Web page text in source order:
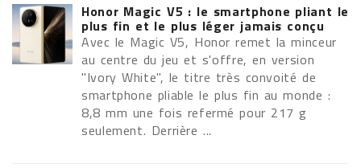
Honor Magic V5 : le smartphone pliant le
plus fin et le plus léger jamais conçu
Avec le Magic V5, Honor remet la minceur
au centre du jeu et s'offre, en version
"Ivory White", le titre très convoité de
smartphone pliable le plus fin au monde :
8,8 mm une fois refermé pour 217 g
seulement. Derrière ...